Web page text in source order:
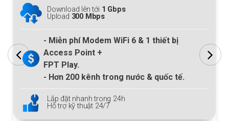
Download lên tới 1 Gbps
Upload 300 Mbps
- Miễn phí Modem WiFi 6 & 1 thiết bị
Access Point +
FPT Play.
- Hơn 200 kênh trong nước & quốc tế.
Lắp đặt nhanh trong 24h
Hỗ trợ kỹ thuật 24/7